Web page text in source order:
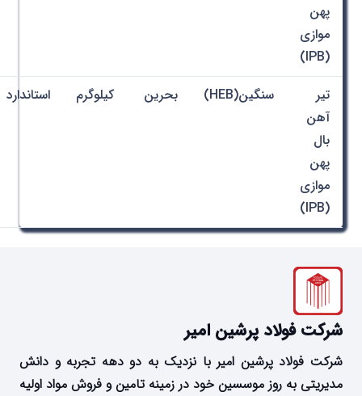
پهن
موازی
(IPB)
تیر
آهن
بال
پهن
موازی
(IPB)
سنگین(HEB) بحرین کیلوگرم استاندارد
شرکت فولاد پرشین امیر
شرکت فولاد پرشین امیر با نزدیک به دو دهه تجربه و دانش
مدیریتی به روز موسسین خود در زمینه تامین و فروش مواد اولیه